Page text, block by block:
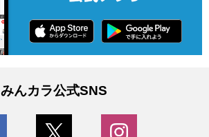
みんカラ公式SNS